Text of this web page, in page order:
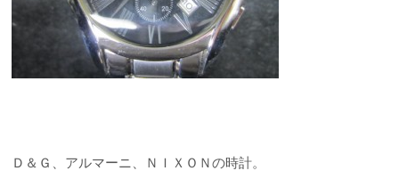
Ｄ＆Ｇ、アルマーニ、ＮＩＸＯＮの時計。